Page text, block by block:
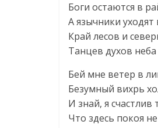
Боги остаются в
А язычники уходят
Край лесов и
Танцев духов неба
Бей мне ветер в
Безумный вихрь
И знай, я счастлив
Что здесь покоя